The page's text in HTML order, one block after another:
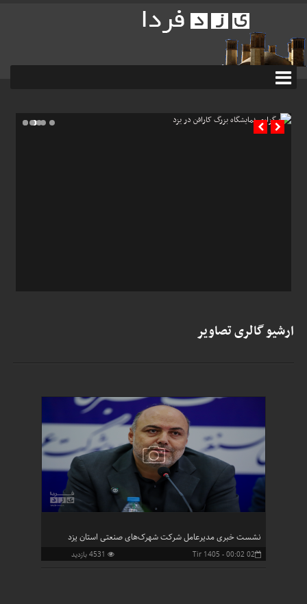
برگزاری نمایشگاه بزرگ کارافن در یزد
ارشیو گالری تصاویر
نشست خبری مدیرعامل شرکت شهرک‌های صنعتی استان یزد
02 Tir 1405 - 00:02 4531 بازدید